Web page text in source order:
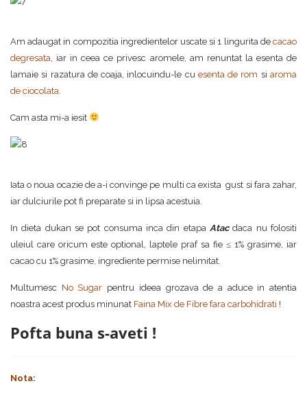
Am adaugat in compozitia ingredientelor uscate si 1 lingurita de cacao
degresata, iar in ceea ce privesc aromele, am renuntat la esenta de
lamaie si razatura de coaja, inlocuindu-le cu esenta de rom siaroma
de ciocolata.
Cam asta mi-a iesit
Iata o noua ocazie de a-i convinge pe multi ca exista gust si fara zahar,
iar dulciurile pot fi preparate si in lipsa acestuia.
In dieta dukan se pot consuma inca din etapa Atacdaca nu folositi
uleiul care oricum este optional, laptele praf sa fie ≤ 1% grasime, iar
cacao cu 1% grasime, ingrediente permise nelimitat.
Multumesc No Sugar pentru ideea grozava de a aduce in atentia
noastra acest produs minunat Faina Mix de Fibre fara carbohidrati !
Pofta buna s-aveti !
Nota: